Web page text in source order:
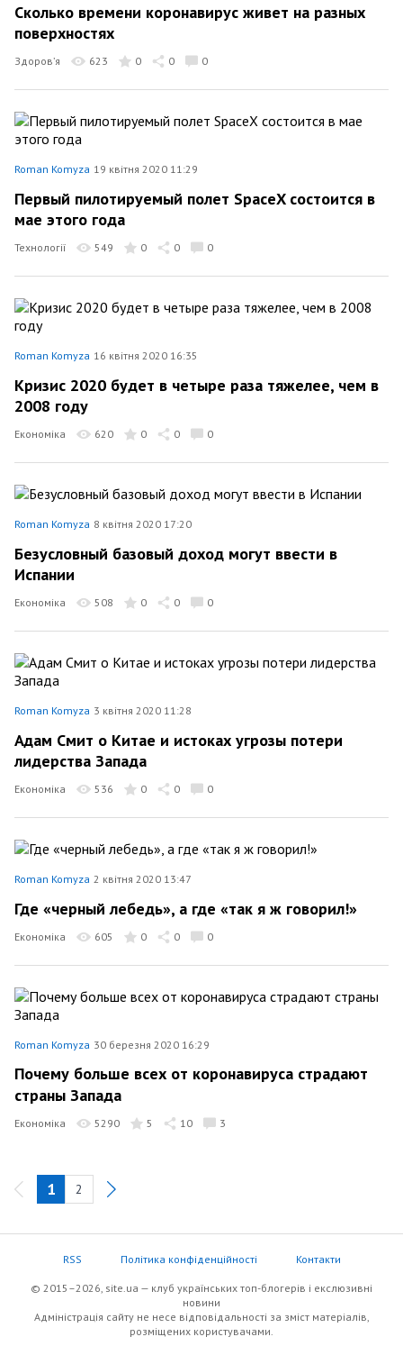
Сколько времени коронавирус живет на разных
поверхностях
Здоров’я 623 0 0 0
Roman Komyza 19 квітня 2020 11:29
Первый пилотируемый полет SpaceX состоится в
мае этого года
Технології 549 0 0 0
Roman Komyza 16 квітня 2020 16:35
Кризис 2020 будет в четыре раза тяжелее, чем в
2008 году
Економіка 620 0 0 0
Roman Komyza 8 квітня 2020 17:20
Безусловный базовый доход могут ввести в
Испании
Економіка 508 0 0 0
Roman Komyza 3 квітня 2020 11:28
Адам Смит о Китае и истоках угрозы потери
лидерства Запада
Економіка 536 0 0 0
Roman Komyza 2 квітня 2020 13:47
Где «черный лебедь», а где «так я ж говорил!»
Економіка 605 0 0 0
Roman Komyza 30 березня 2020 16:29
Почему больше всех от коронавируса страдают
страны Запада
Економіка 5290 5 10 3
1 2
RSS Політика конфіденційності Контакти
© 2015–2026, site.ua — клуб українських топ-блогерів i екслюзивнi
новини
Адміністрація сайту не несе відповідальності за зміст матеріалів,
розміщених користувачами.